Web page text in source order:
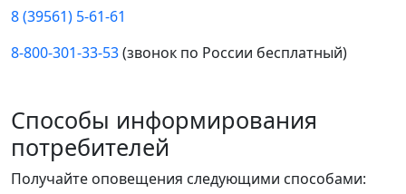
8 (39561) 5-61-61
8-800-301-33-53(звонок по России бесплатный)
Способы информирования
потребителей
Получайте оповещения следующими способами: